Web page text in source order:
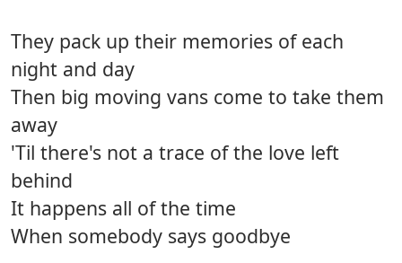
They pack up their memories of each
night and day
Then big moving vans come to take them
away
'Til there's not a trace of the love left
behind
It happens all of the time
When somebody says goodbye